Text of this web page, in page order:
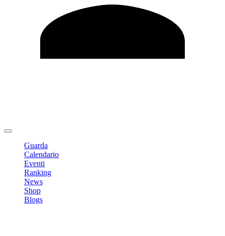
Guarda
Calendario
Eventi
Ranking
News
Shop
Blogs